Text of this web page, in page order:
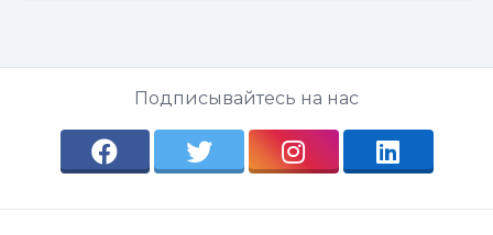
Подписывайтесь на нас